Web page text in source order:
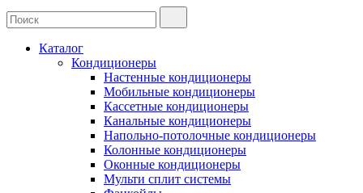
Каталог
Кондиционеры
Настенные кондиционеры
Мобильные кондиционеры
Кассетные кондиционеры
Канальные кондиционеры
Напольно-потолочные кондиционеры
Колонные кондиционеры
Оконные кондиционеры
Мульти сплит системы